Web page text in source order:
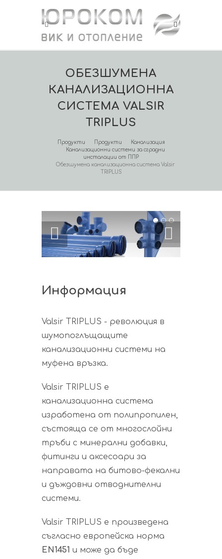
OБЕЗШУМЕНА
КАНАЛИЗАЦИОННА
СИСТЕМА VALSIR
TRIPLUS
Продукти Продукти
Канализация
Канализационни системи за сградни
инсталации от ППР
Oбезшумена канализационна система Valsir
TRIPLUS
Информация
Valsir TRIPLUS - революция в
шумопоглъщащите
канализационни системи на
муфена връзка.
Valsir TRIPLUS е
канализационна система
изработена от полипропилен,
състояща се от многослойни
тръби с минерални добавки,
фитинги и аксесоари за
направата на битово-фекални
и дъждовни отводнителни
системи.
Valsir TRIPLUS е произведена
съгласно европейска норма
EN1451 и може да бъде